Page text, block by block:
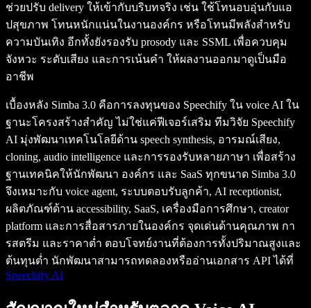
ช่วยปรับ delivery ให้เข้ากับบริบทจริง เช่น ใช้โทนอบอุ่นกับแอ
ปสุขภาพ โทนหนักแน่นในงานองค์กร หรือโทนมีพลังสำหรับ
ความบันเทิง อีกทั้งยังรองรับ prosody และ SSML เพื่อควบคุม
จังหวะ ระดับเสียง และการเน้นคำ ให้ผลงานออกมาดูเป็นมือ
อาชีพ
เบื้องหลัง Simba 3.0 คือการลงทุนของ Speechify ใน voice AI ใน
ฐานะโครงสร้างสำคัญ ไม่ใช่แค่ฟีเจอร์เสริม ทีมวิจัย Speechify
AI มุ่งพัฒนาเทคโนโลยีด้าน speech synthesis, อารมณ์เสียง,
cloning, audio intelligence และการรองรับหลายภาษา เพื่อสร้าง
ฐานเทคนิคให้นักพัฒนา องค์กร และ SaaS ทุกขนาด Simba 3.0
จึงเหมาะกับ voice agent, ระบบตอบรับลูกค้า, AI receptionist,
ผลิตภัณฑ์ด้าน accessibility, SaaS, เครื่องมือการศึกษา, creator
platform และการสื่อสารภายในองค์กร จุดเด่นด้านคุณภาพ กา
รสตรีม และราคาต่ำ ตอบโจทย์งานที่ต้องการทั้งปริมาณสูงและ
ต้นทุนต่ำ นักพัฒนาสามารถทดลองหรืออ่านเอกสาร API ได้ที่
Speechify AI